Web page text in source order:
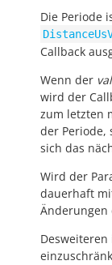
Die Periode
Callback
Wenn der
wird der
zum letzten
der Periode,
sich das
Wird der
dauerhaft
Änderungen